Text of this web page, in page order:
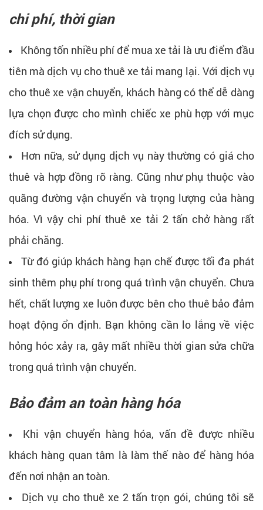
chi phí, thời gian
Không tốn nhiều phí để mua xe tải là ưu điểm đầu
tiên mà dịch vụ cho thuê xe tải mang lại. Với dịch vụ
cho thuê xe vận chuyển, khách hàng có thể dễ dàng
lựa chọn được cho mình chiếc xe phù hợp với mục
đích sử dụng.
Hơn nữa, sử dụng dịch vụ này thường có giá cho
thuê và hợp đồng rõ ràng. Cũng như phụ thuộc vào
quãng đường vận chuyển và trọng lượng của hàng
hóa. Vì vậy chi phí thuê xe tải 2 tấn chở hàng rất
phải chăng.
Từ đó giúp khách hàng hạn chế được tối đa phát
sinh thêm phụ phí trong quá trình vận chuyển. Chưa
hết, chất lượng xe luôn được bên cho thuê bảo đảm
hoạt động ổn định. Bạn không cần lo lắng về việc
hỏng hóc xảy ra, gây mất nhiều thời gian sửa chữa
trong quá trình vận chuyển.
Bảo đảm an toàn hàng hóa
Khi vận chuyển hàng hóa, vấn đề được nhiều
khách hàng quan tâm là làm thế nào để hàng hóa
đến nơi nhận an toàn.
Dịch vụ cho thuê xe 2 tấn trọn gói, chúng tôi sẽ